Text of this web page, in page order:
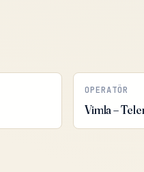
OPERATÖR
Vimla –